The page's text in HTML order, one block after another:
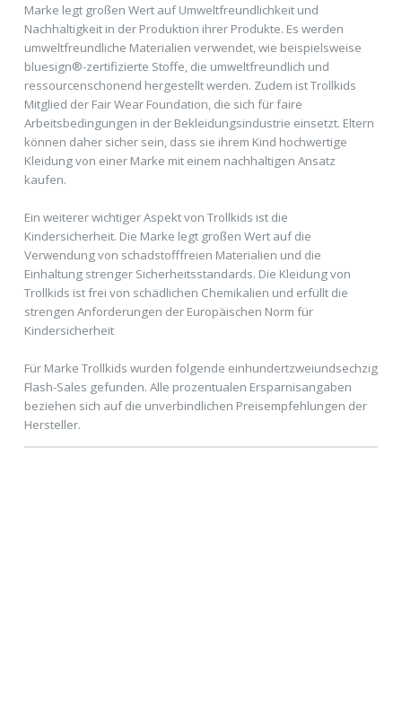
Marke legt großen Wert auf Umweltfreundlichkeit und
Nachhaltigkeit in der Produktion ihrer Produkte. Es werden
umweltfreundliche Materialien verwendet, wie beispielsweise
bluesign®-zertifizierte Stoffe, die umweltfreundlich und
ressourcenschonend hergestellt werden. Zudem ist Trollkids
Mitglied der Fair Wear Foundation, die sich für faire
Arbeitsbedingungen in der Bekleidungsindustrie einsetzt. Eltern
können daher sicher sein, dass sie ihrem Kind hochwertige
Kleidung von einer Marke mit einem nachhaltigen Ansatz
kaufen.
Ein weiterer wichtiger Aspekt von Trollkids ist die
Kindersicherheit. Die Marke legt großen Wert auf die
Verwendung von schadstofffreien Materialien und die
Einhaltung strenger Sicherheitsstandards. Die Kleidung von
Trollkids ist frei von schädlichen Chemikalien und erfüllt die
strengen Anforderungen der Europäischen Norm für
Kindersicherheit
Für Marke Trollkids wurden folgende einhundertzweiundsechzig
Flash-Sales gefunden. Alle prozentualen Ersparnisangaben
beziehen sich auf die unverbindlichen Preisempfehlungen der
Hersteller.